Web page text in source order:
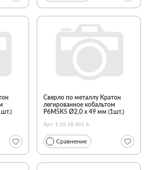
Сверло по металлу Кратон
легированное кобальтом
Р6М5К5 Ø2,0 х 49 мм (1шт.)
Арт. 1 05 18 001 А
Сравнение